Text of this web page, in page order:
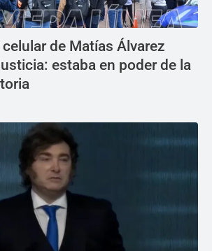
de Matías Álvarez
estaba en poder de la